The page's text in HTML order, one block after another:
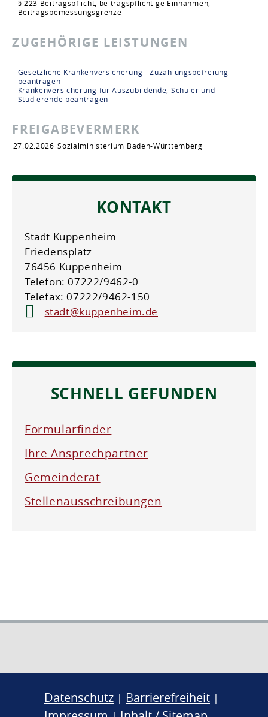
§ 223 Beitragspflicht, beitragspflichtige Einnahmen,
Beitragsbemessungsgrenze
ZUGEHÖRIGE LEISTUNGEN
Gesetzliche Krankenversicherung - Zuzahlungsbefreiung
beantragen
Krankenversicherung für Auszubildende, Schüler und
Studierende beantragen
FREIGABEVERMERK
27.02.2026 Sozialministerium Baden-Württemberg
KONTAKT
Stadt Kuppenheim
Friedensplatz
76456 Kuppenheim
Telefon: 07222/9462-0
Telefax: 07222/9462-150
stadt@kuppenheim.de
SCHNELL GEFUNDEN
Formularfinder
Ihre Ansprechpartner
Gemeinderat
Stellenausschreibungen
Datenschutz | Barrierefreiheit |